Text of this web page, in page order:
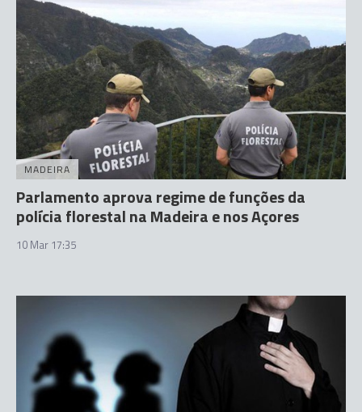
MADEIRA
Parlamento aprova regime de funções da
polícia florestal na Madeira e nos Açores
10 Mar 17:35